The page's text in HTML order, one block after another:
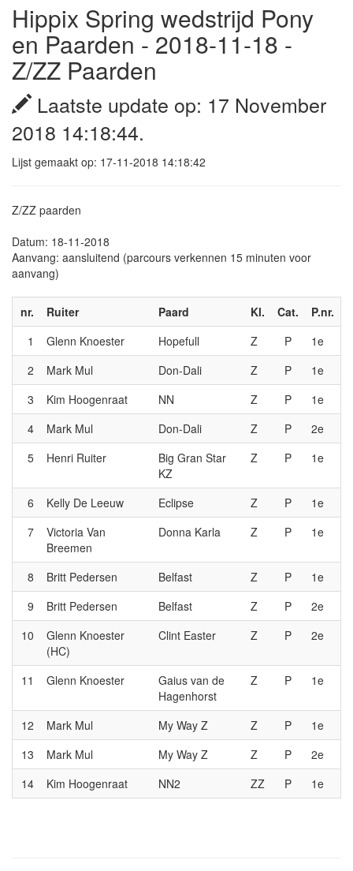
Hippix Spring wedstrijd Pony
en Paarden - 2018-11-18 -
Z/ZZ Paarden
Laatste update op: 17 November
2018 14:18:44.
Lijst gemaakt op: 17-11-2018 14:18:42
Z/ZZ paarden
Datum: 18-11-2018
Aanvang: aansluitend (parcours verkennen 15 minuten voor
aanvang)
nr. Ruiter Paard Kl. Cat.
P.nr.
1
Glenn Knoester Hopefull Z P
1e
2
Mark Mul Don-Dali Z P
1e
3
Kim Hoogenraat NN Z P
1e
4
Mark Mul Don-Dali Z P
2e
5
Henri Ruiter
Big Gran Star
KZ
Z P 1e
6 Kelly De Leeuw Eclipse Z P
1e
7
Victoria Van
Breemen
Donna Karla Z P 1e
8 Britt Pedersen Belfast Z P
1e
9
Britt Pedersen Belfast Z P
2e
10
Glenn Knoester
(HC)
Clint Easter Z P 2e
11 Glenn Knoester
Gaius van de
Hagenhorst
Z P 1e
12 Mark Mul My Way Z Z P
1e
13
Mark Mul My Way Z Z P
2e
14
Kim Hoogenraat NN2 ZZ P 1e